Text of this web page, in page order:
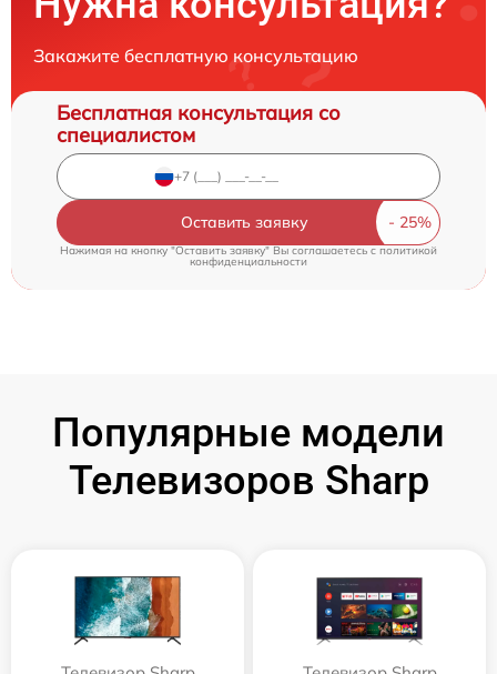
Закажите бесплатную консультацию
Бесплатная консультация со
специалистом
Оставить заявку
Нажимая на кнопку "Оставить заявку" Вы соглашаетесь cполитикой
конфиденциальности
Популярные модели
Телевизоров Sharp